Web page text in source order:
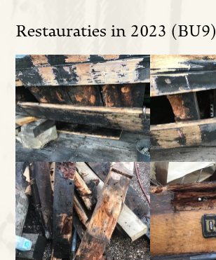
Restauraties in 2023 (BU9)